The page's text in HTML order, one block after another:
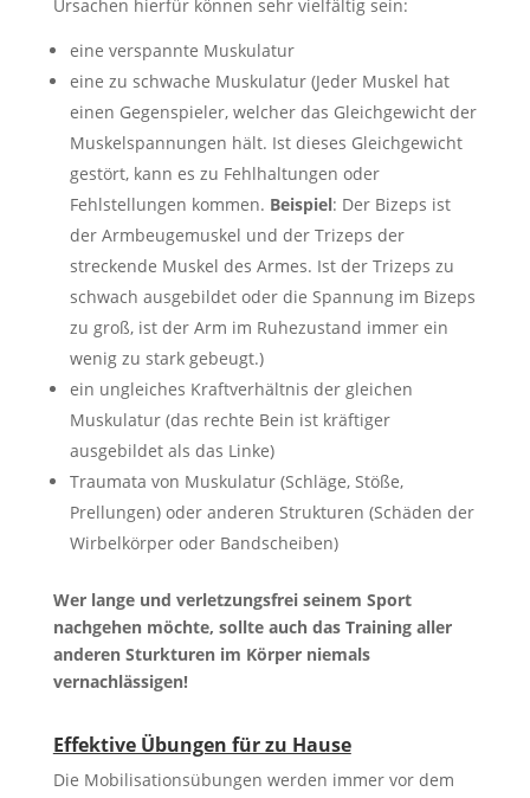
Ursachen hierfür können sehr vielfältig sein:
eine verspannte Muskulatur
eine zu schwache Muskulatur (Jeder Muskel hat
einen Gegenspieler, welcher das Gleichgewicht der
Muskelspannungen hält. Ist dieses Gleichgewicht
gestört, kann es zu Fehlhaltungen oder
Fehlstellungen kommen. Beispiel: Der Bizeps ist
der Armbeugemuskel und der Trizeps der
streckende Muskel des Armes. Ist der Trizeps zu
schwach ausgebildet oder die Spannung im Bizeps
zu groß, ist der Arm im Ruhezustand immer ein
wenig zu stark gebeugt.)
ein ungleiches Kraftverhältnis der gleichen
Muskulatur (das rechte Bein ist kräftiger
ausgebildet als das Linke)
Traumata von Muskulatur (Schläge, Stöße,
Prellungen) oder anderen Strukturen (Schäden der
Wirbelkörper oder Bandscheiben)
Wer lange und verletzungsfrei seinem Sport
nachgehen möchte, sollte auch das Training aller
anderen Sturkturen im Körper niemals
vernachlässigen!
Effektive Übungen für zu Hause
Die Mobilisationsübungen werden immer vor dem